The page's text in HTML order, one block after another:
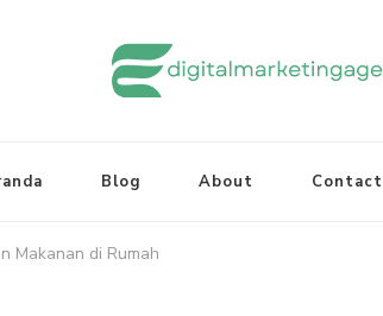
Blog About Contact
Makanan di Rumah